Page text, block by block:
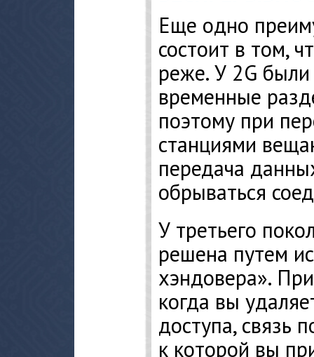
Еще одно
состоит в том,
реже. У 2G
временные
поэтому при
станциями
передача
обрываться
У третьего
решена путем
хэндовера».
когда вы
доступа, связь
к которой вы